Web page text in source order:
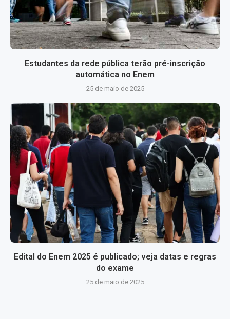
Estudantes da rede pública terão pré-inscrição
automática no Enem
25 de maio de 2025
Edital do Enem 2025 é publicado; veja datas e regras
do exame
25 de maio de 2025